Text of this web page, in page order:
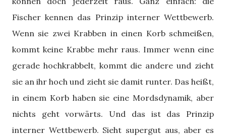
Fischer kennen das Prinzip interner Wettbewerb.
Wenn sie zwei Krabben in einen Korb schmeißen,
kommt keine Krabbe mehr raus. Immer wenn eine
gerade hochkrabbelt, kommt die andere und zieht
sie an ihr hoch und zieht sie damit runter. Das heißt,
in einem Korb haben sie eine Mordsdynamik, aber
nichts geht vorwärts. Und das ist das Prinzip
interner Wettbewerb. Sieht supergut aus, aber es